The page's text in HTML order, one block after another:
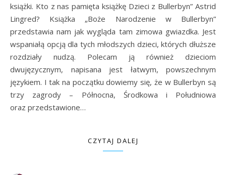
książki. Kto z nas pamięta książkę Dzieci z Bullerbyn” Astrid
Lingred? Książka „Boże Narodzenie w Bullerbyn”
przedstawia nam jak wygląda tam zimowa gwiazdka. Jest
wspaniałą opcją dla tych młodszych dzieci, których dłuższe
rozdziały nudzą. Polecam ją również dzieciom
dwujęzycznym, napisana jest łatwym, powszechnym
językiem. I tak na początku dowiemy się, że w Bullerbyn są
trzy zagrody – Północna, Środkowa i Południowa
oraz przedstawione…
CZYTAJ DALEJ